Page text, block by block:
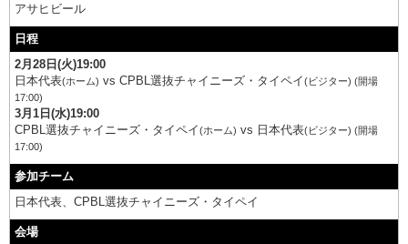
アサヒビール
日程
2月28日(火)19:00
日本代表(ホーム) vs CPBL選抜チャイニーズ・タイペイ(ビジター) (開場
17:00)
3月1日(水)19:00
CPBL選抜チャイニーズ・タイペイ(ホーム) vs 日本代表(ビジター) (開場
17:00)
参加チーム
日本代表、CPBL選抜チャイニーズ・タイペイ
会場